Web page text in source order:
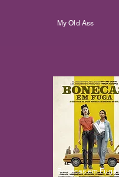
My Old Ass
Bonecas em Fuga